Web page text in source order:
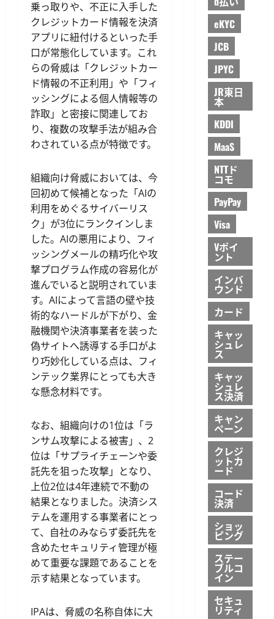
乗っ取りや、不正に入手した
クレジットカード情報を決済
アプリに紐付けるといった手
口が常態化しています。これ
らの脅威は「クレジットカー
ド情報の不正利用」や「フィ
ッシングによる個人情報等の
詐取」と密接に関連してお
り、複数の攻撃手法が組み合
わされている点が特徴です。
組織向け脅威においては、今
回初めて候補となった「AIの
利用をめぐるサイバーリス
ク」が3位にランクインしま
した。AIの悪用により、フィ
ッシングメールの精巧化や攻
撃プログラム作成の容易化が
進んでいると説明されていま
す。AIによって言語の壁や技
術的なハードルが下がり、金
融機関や決済事業者を装った
偽サイトへ誘導する手口がよ
り巧妙化している点は、フィ
ンテック業界にとっても大き
な懸念材料です。
なお、組織向けの1位は「ラ
ンサム攻撃による被害」、2
位は「サプライチェーンや委
託先を狙った攻撃」となり、
上位2位は4年連続で不動の
結果となりました。決済シス
テムを運用する事業者にとっ
て、自社のみならず委託先を
含めたセキュリティ管理が極
めて重要な課題であることを
示す結果となっています。
IPAは、脅威の名称自体に大
eKYC
JCB
JPYC
JR東日
本
KDDI
MaaS
NTTド
コモ
PayPay
Visa
Vポイ
ント
インバ
ウンド
カード
キャッ
シュレ
ス
キャッ
シュレ
ス決済
キャン
ペーン
クレジ
ットカ
ード
コード
決済
ショッ
ピング
ステー
ブルコ
イン
セキュ
リティ